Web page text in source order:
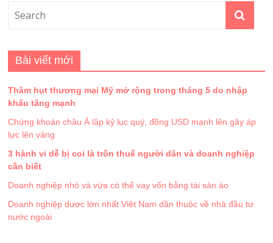
Bài viết mới
Thâm hụt thương mại Mỹ mở rộng trong tháng 5 do nhập
khẩu tăng mạnh
Chứng khoán châu Á lập kỷ lục quý, đồng USD mạnh lên gây áp
lực lên vàng
3 hành vi dễ bị coi là trốn thuế người dân và doanh nghiệp
cần biết
Doanh nghiệp nhỏ và vừa có thể vay vốn bằng tài sản ảo
Doanh nghiệp dược lớn nhất Việt Nam dần thuộc về nhà đầu tư
nước ngoài